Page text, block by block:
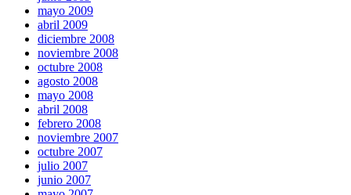
mayo 2009
abril 2009
diciembre 2008
noviembre 2008
octubre 2008
agosto 2008
mayo 2008
abril 2008
febrero 2008
noviembre 2007
octubre 2007
julio 2007
junio 2007